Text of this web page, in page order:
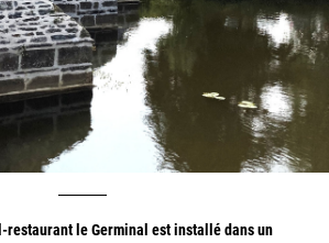
restaurant le Germinal est installé dans un